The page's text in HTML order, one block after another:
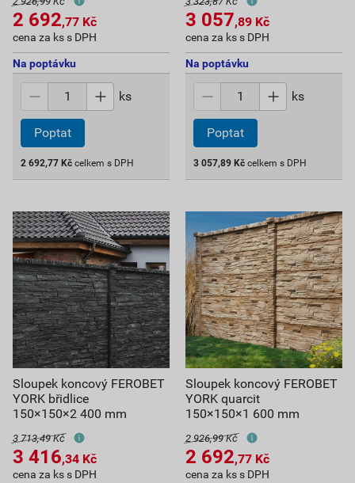
2 692,77 Kč
cena za ks s DPH
Na poptávku
ks
Poptat
2 692,77 Kč celkem s DPH
3 057,89 Kč
cena za ks s DPH
Na poptávku
ks
Poptat
3 057,89 Kč celkem s DPH
Sloupek koncový FEROBET
YORK břidlice
150×150×2 400 mm
3 713,49 Kč
3 416,34 Kč
cena za ks s DPH
Sloupek koncový FEROBET
YORK quarcit
150×150×1 600 mm
2 926,99 Kč
2 692,77 Kč
cena za ks s DPH